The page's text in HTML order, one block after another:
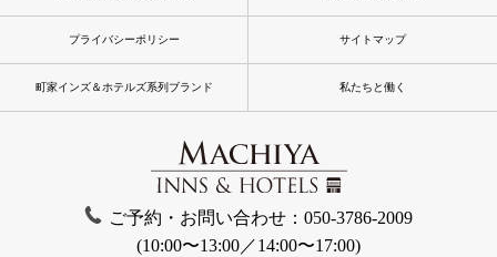
プライバシーポリシー サイトマップ
町家インズ＆ホテルズ系列ブランド 私たちと働く
ご予約・お問い合わせ：050-3786-2009
(10:00〜13:00／14:00〜17:00)